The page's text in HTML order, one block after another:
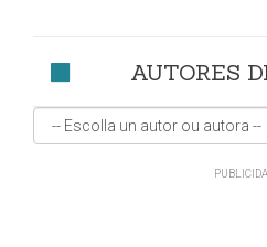
AUTORES